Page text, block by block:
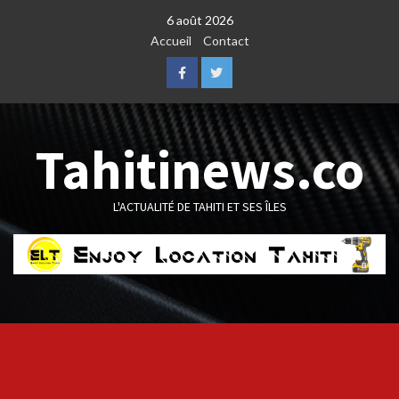
6 août 2026
Accueil
Contact
FacebookTwitter
Tahitinews.co
L'ACTUALITÉ DE TAHITI ET SES ÎLES